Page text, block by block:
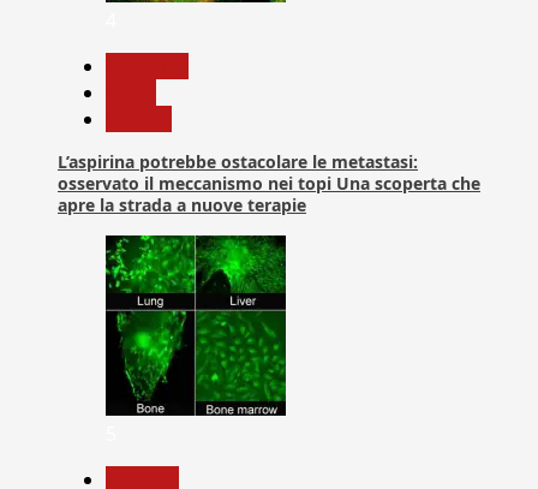
L’aspirina potrebbe ostacolare le metastasi:
osservato il meccanismo nei topi Una scoperta che
apre la strada a nuove terapie